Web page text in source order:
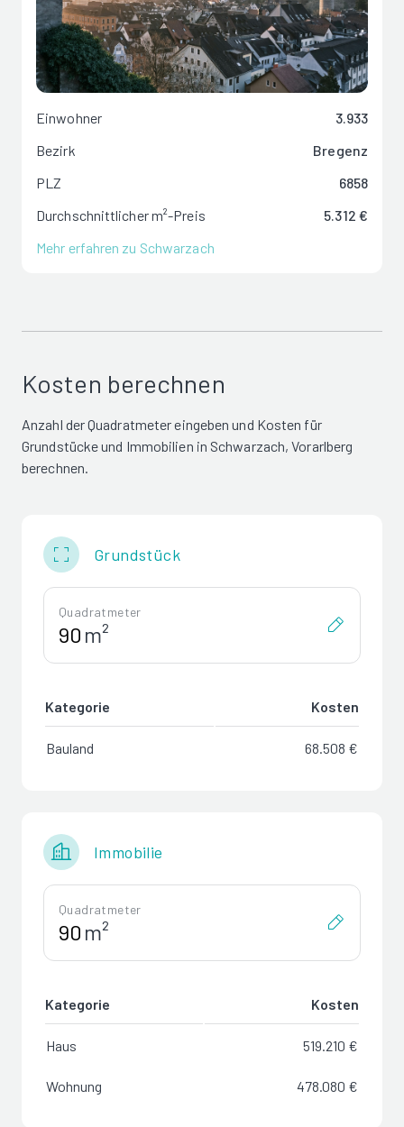
Einwohner
3.933
Bezirk
Bregenz
PLZ
6858
Durchschnittlicher m²-Preis
5.312 €
Mehr erfahren zu Schwarzach
Kosten berechnen
Anzahl der Quadratmeter eingeben und Kosten für
Grundstücke und Immobilien in Schwarzach, Vorarlberg
berechnen.
Grundstück
Quadratmeter
m²
Kategorie Kosten
Bauland 68.508 €
Immobilie
Quadratmeter
m²
Kategorie Kosten
Haus 519.210 €
Wohnung 478.080 €